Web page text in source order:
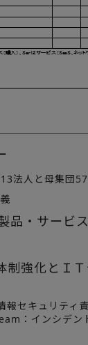
人と母集団
品・サービ
強化とＩ
キュリティ
インシデン